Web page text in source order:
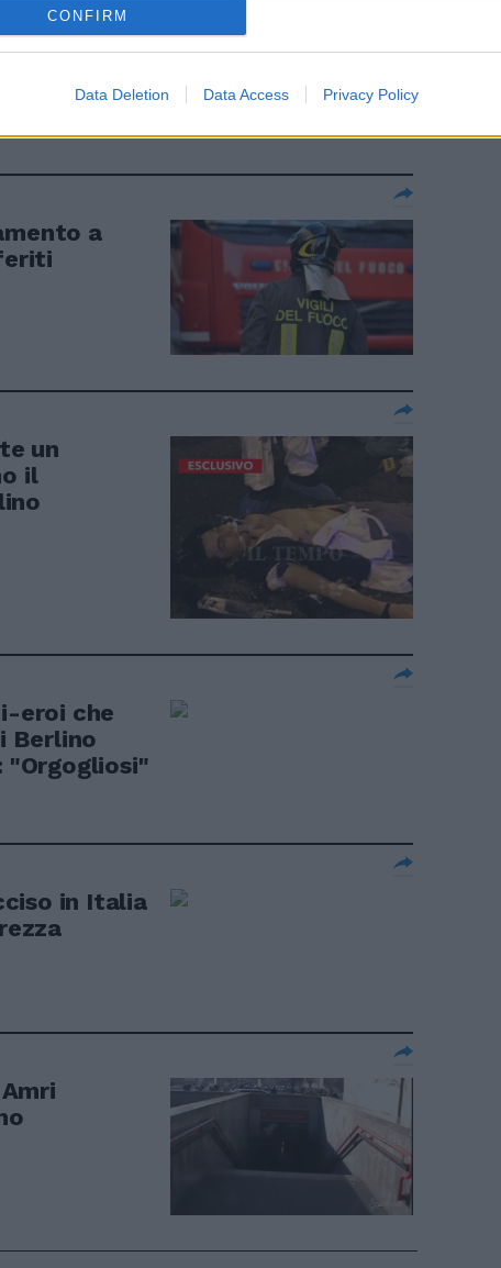
CONFIRM
Data Deletion Data Access Privacy Policy
lui, la
a
un
il
eroi che
Berlino
"Orgogliosi"
in Italia